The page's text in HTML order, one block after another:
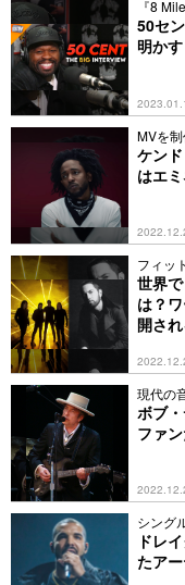
『8
50セ
明かす
MVを
ケン
はエ
フィッ
世界
は？
開さ
現代の
ボブ
ファ
シング
ドレ
たア